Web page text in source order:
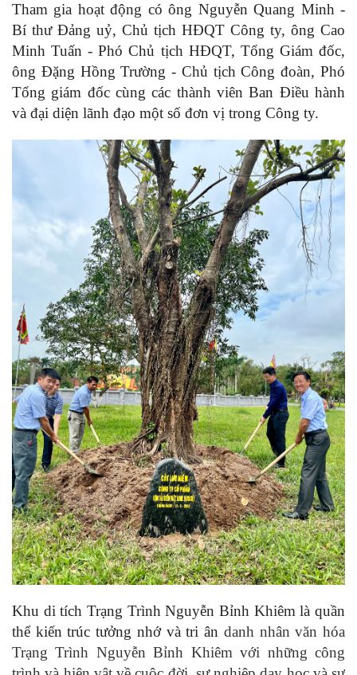
Tham gia hoạt động có ông Nguyễn Quang Minh -
Bí thư Đảng uỷ, Chủ tịch HĐQT Công ty, ông Cao
Minh Tuấn - Phó Chủ tịch HĐQT, Tổng Giám đốc,
ông Đặng Hồng Trường - Chủ tịch Công đoàn, Phó
Tổng giám đốc cùng các thành viên Ban Điều hành
và đại diện lãnh đạo một số đơn vị trong Công ty.
Khu di tích Trạng Trình Nguyễn Bỉnh Khiêm là quần
thể kiến trúc tưởng nhớ và tri ân danh nhân văn hóa
Trạng Trình Nguyễn Bỉnh Khiêm với những công